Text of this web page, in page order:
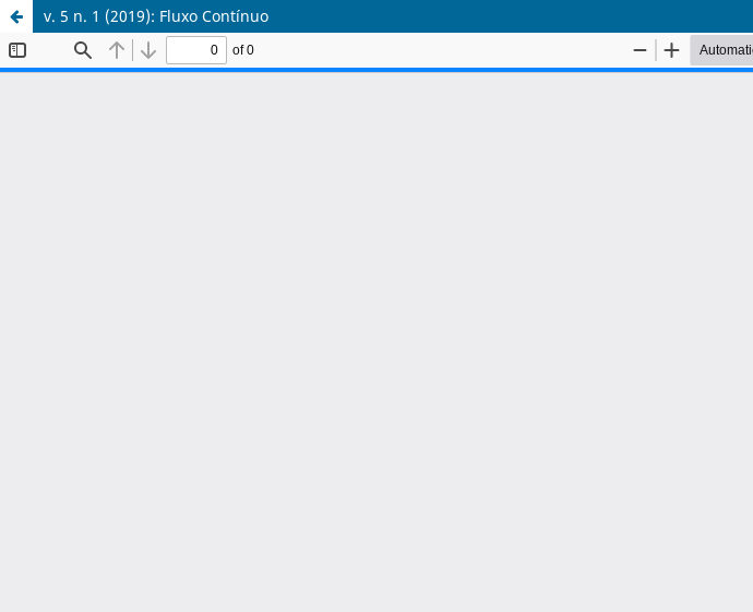
v. 5 n. 1 (2019): Fluxo Contínuo